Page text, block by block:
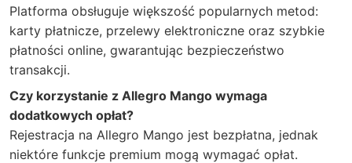
Platforma obsługuje większość popularnych metod:
karty płatnicze, przelewy elektroniczne oraz szybkie
płatności online, gwarantując bezpieczeństwo
transakcji.
Czy korzystanie z Allegro Mango wymaga
dodatkowych opłat?
Rejestracja na Allegro Mango jest bezpłatna, jednak
niektóre funkcje premium mogą wymagać opłat.